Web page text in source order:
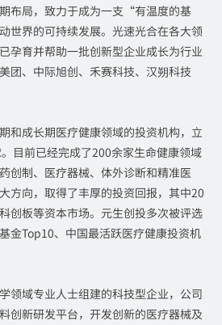
布局，致力于成为一支“有温度的基
世界的可持续发展。光速光合在各大领
孕育并帮助一批创新型企业成长为行业
团、中际旭创、禾赛科技、汉朔科技
和成长期医疗健康领域的投资机构，立
目前已经完成了200余家生命健康领域
创制、医疗器械、体外诊断和精准医
方向，取得了丰厚的投资回报，其中20
创板等资本市场。元生创投多次被评选
金Top10、中国最活跃医疗健康投资机
领域专业人士组建的科技型企业，公司
创新研发平台，开发创新的医疗器械及